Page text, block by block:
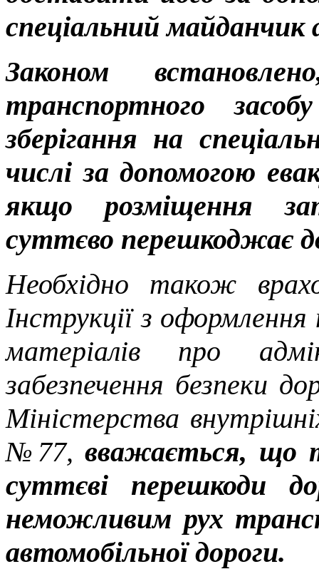
спеціальний майданчик
Законом
транспортного
зберігання на
числі за допомогою
якщо розміщення
суттєво перешкоджає
Необхідно також
Інструкції з
матеріалів про
забезпечення безпеки
Міністерства
№77,вважається, що
суттєві перешкоди
неможливим рух
автомобільної дороги.